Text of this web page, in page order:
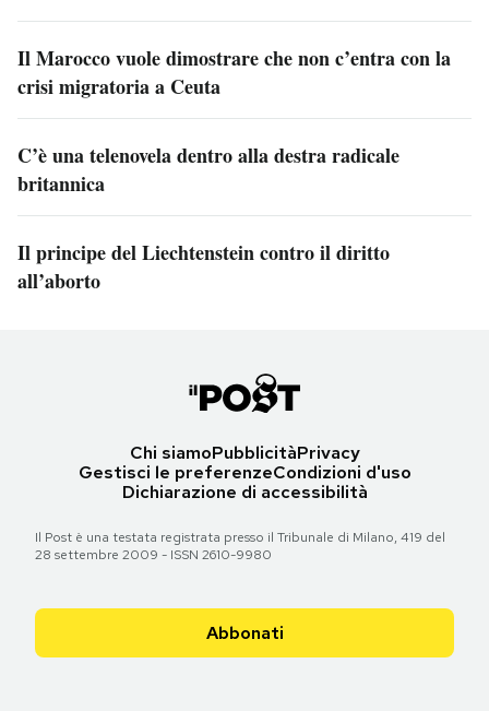
Il Marocco vuole dimostrare che non c’entra con la
crisi migratoria a Ceuta
C’è una telenovela dentro alla destra radicale
britannica
Il principe del Liechtenstein contro il diritto
all’aborto
Chi siamoPubblicitàPrivacy
Gestisci le preferenzeCondizioni d'uso
Dichiarazione di accessibilità
Il Post è una testata registrata presso il Tribunale di Milano, 419 del
28 settembre 2009 - ISSN 2610-9980
Abbonati